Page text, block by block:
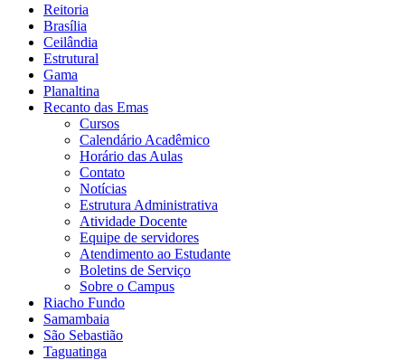
Reitoria
Brasília
Ceilândia
Estrutural
Gama
Planaltina
Recanto das Emas
Cursos
Calendário Acadêmico
Horário das Aulas
Contato
Notícias
Estrutura Administrativa
Atividade Docente
Equipe de servidores
Atendimento ao Estudante
Boletins de Serviço
Sobre o Campus
Riacho Fundo
Samambaia
São Sebastião
Taguatinga